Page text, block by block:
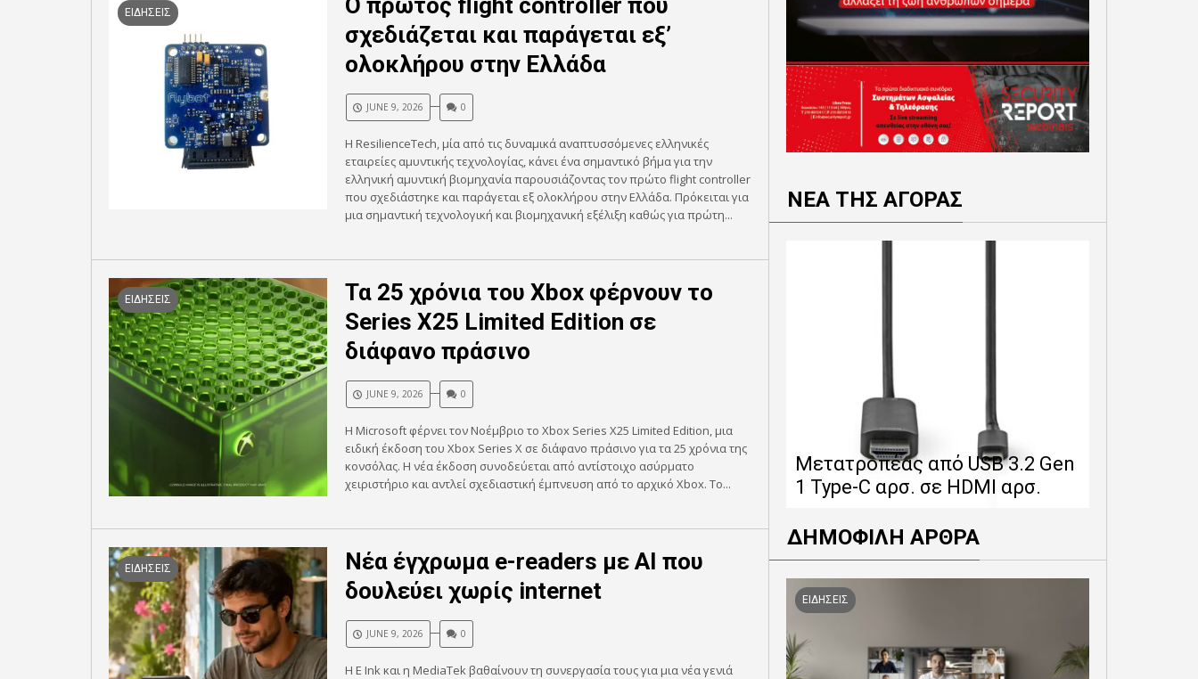
ΕΙΔΗΣΕΙΣ
Ο πρώτος flight controller που
σχεδιάζεται και παράγεται εξ’
ολοκλήρου στην Ελλάδα
JUNE 9, 2026 0
Η ResilienceTech, μία από τις δυναμικά αναπτυσσόμενες ελληνικές
εταιρείες αμυντικής τεχνολογίας, κάνει ένα σημαντικό βήμα για την
ελληνική αμυντική βιομηχανία παρουσιάζοντας τον πρώτο flight controller
που σχεδιάστηκε και παράγεται εξ ολοκλήρου στην Ελλάδα. Πρόκειται για
μια σημαντική τεχνολογική και βιομηχανική εξέλιξη καθώς για πρώτη...
ΕΙΔΗΣΕΙΣ
Τα 25 χρόνια του Xbox φέρνουν το
Series X25 Limited Edition σε
διάφανο πράσινο
JUNE 9, 2026 0
Η Microsoft φέρνει τον Νοέμβριο το Xbox Series X25 Limited Edition, μια
ειδική έκδοση του Xbox Series X σε διάφανο πράσινο για τα 25 χρόνια της
κονσόλας. Η νέα έκδοση συνοδεύεται από αντίστοιχο ασύρματο
χειριστήριο και αντλεί σχεδιαστική έμπνευση από το αρχικό Xbox. Το...
ΕΙΔΗΣΕΙΣ
Νέα έγχρωμα e-readers με AI που
δουλεύει χωρίς internet
JUNE 9, 2026 0
Η E Ink και η MediaTek βαθαίνουν τη συνεργασία τους για μια νέα γενιά
ΝΕΑ ΤΗΣ ΑΓΟΡΑΣ
Μετατροπέας από USB 3.2 Gen
1 Type-C αρσ. σε HDMI αρσ.
ΔΗΜΟΦΙΛΗ ΑΡΘΡΑ
ΕΙΔΗΣΕΙΣ